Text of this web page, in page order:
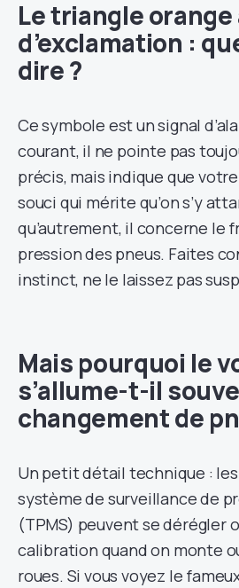
Le triangle
d’exclamation :
dire ?
Ce symbole est un signal
courant, il ne pointe pas
précis, mais indique que
souci qui mérite qu’on s’y
qu’autrement, il concerne le
pression des pneus. Faites
instinct, ne le laissez pas
Mais pourquoi le
s’allume-t-il
changement de
Un petit détail technique :
système de surveillance de
(TPMS) peuvent se dérégler
calibration quand on monte
roues. Si vous voyez le